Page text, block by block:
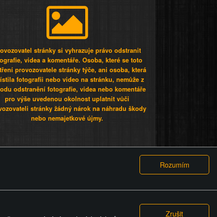
stránky si vyhrazuje právo odstranit
videa a komentáře. Osoba, které se toto
provozovatele stránky týče, ani osoba, která
fotografii nebo video na stránku, nemůže z
odstranění fotografie, videa nebo komentáře
pro výše uvedenou okolnost uplatnit vůči
stránky žádný nárok na náhradu škody
nebo nemajetkové újmy.
GDPR COOKIES